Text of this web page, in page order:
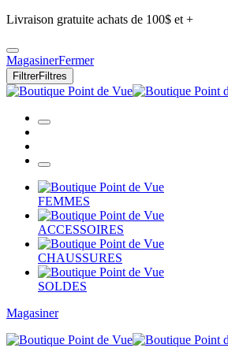
Livraison gratuite achats de 100$ et +
MagasinerFermer
FiltrerFiltres
FEMMES
ACCESSOIRES
CHAUSSURES
SOLDES
Magasiner